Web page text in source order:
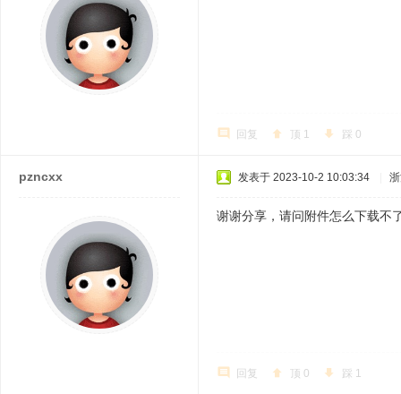
回复 顶 1 踩 0
pzncxx 发表于 2023-10-2 10:03:34
谢谢分享，请问附件怎么下载不
回复 顶 0 踩 1